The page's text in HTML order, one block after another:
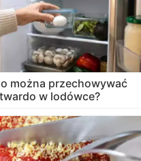
można przechowywać
w lodówce?